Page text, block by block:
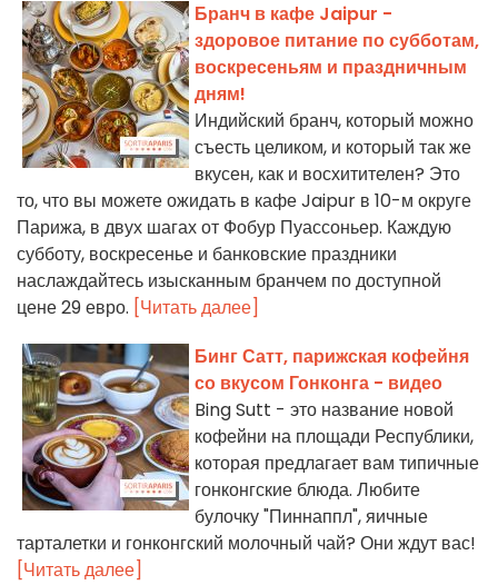
Бранч в кафе Jaipur -
здоровое питание по субботам,
воскресеньям и праздничным
дням!
Индийский бранч, который можно
съесть целиком, и который так же
вкусен, как и восхитителен? Это
то, что вы можете ожидать в кафе Jaipur в 10-м округе
Парижа, в двух шагах от Фобур Пуассоньер. Каждую
субботу, воскресенье и банковские праздники
наслаждайтесь изысканным бранчем по доступной
цене 29 евро. [Читать далее]
Бинг Сатт, парижская кофейня
со вкусом Гонконга - видео
Bing Sutt - это название новой
кофейни на площади Республики,
которая предлагает вам типичные
гонконгские блюда. Любите
булочку "Пиннаппл", яичные
тарталетки и гонконгский молочный чай? Они ждут вас!
[Читать далее]